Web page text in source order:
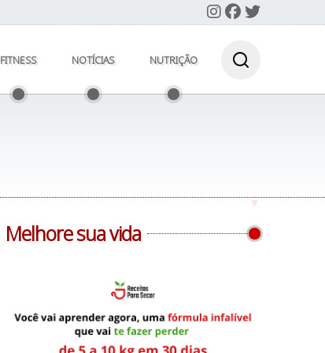
FITNESS NOTÍCIAS NUTRIÇÃO
Melhore sua vida